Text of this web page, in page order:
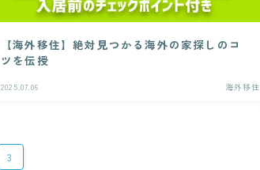
【海外移住】絶対見つかる海外の家探しのコ
ツを伝授
2025.07.06 海外移住
3